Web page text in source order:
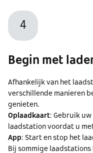
4
Begin met
Afhankelijk van het
verschillende manieren
genieten.
Oplaadkaart: Gebruik
laadstation voordat u
App: Start en stop het
Bij sommige